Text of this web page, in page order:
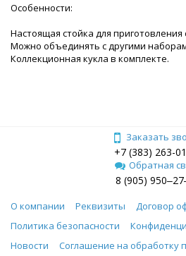
Особенности:
Настоящая стойка для приготовления
Можно объединять с другими
Коллекционная кукла в комплекте.
Заказать
+7 (383) 263-
Обратная
8 (905)
О компании Реквизиты
Договор
Политика безопасности
Новости
Соглашение на обработку